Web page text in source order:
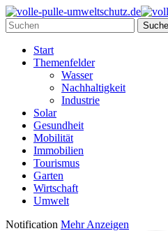
Start
Themenfelder
Wasser
Nachhaltigkeit
Industrie
Solar
Gesundheit
Mobilität
Immobilien
Tourismus
Garten
Wirtschaft
Umwelt
Notification Mehr Anzeigen